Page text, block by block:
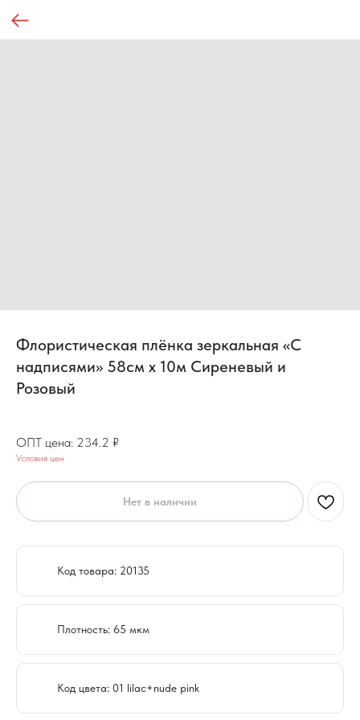
Флористическая плёнка зеркальная «С
надписями» 58см x 10м Сиреневый и
Розовый
234.2 ₽
Условия цен
Нет в наличии
Код товара: 20135
Плотность: 65 мкм
Код цвета: 01 lilac+nude pink